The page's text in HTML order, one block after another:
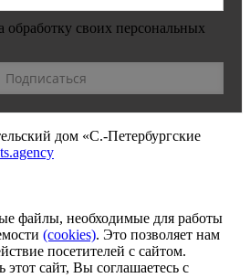
обработку своих персональных
дом «С.-Петербургские
файлы, необходимые для работы
(сookies). Это позволяет нам
посетителей с сайтом.
этот сайт, Вы соглашаетесь с